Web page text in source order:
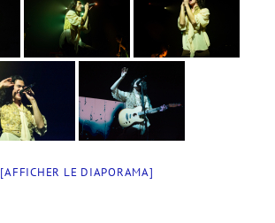
[AFFICHER LE DIAPORAMA]